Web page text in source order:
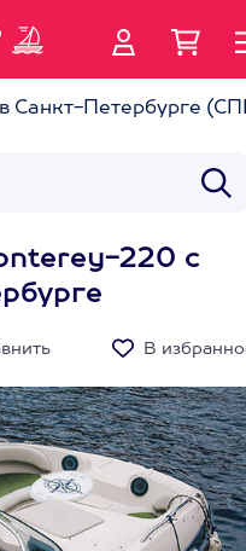
в Санкт-Петербурге
220 с
В